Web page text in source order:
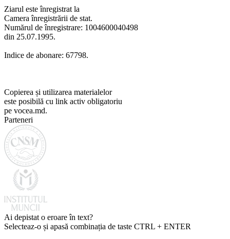
Ziarul este înregistrat la
Camera înregistrării de stat.
Numărul de înregistrare: 1004600040498
din 25.07.1995.
Indice de abonare: 67798.
Copierea și utilizarea materialelor
este posibilă cu link activ obligatoriu
pe vocea.md.
Parteneri
Ai depistat o eroare în text?
Selecteaz-o și apasă combinația de taste CTRL + ENTER